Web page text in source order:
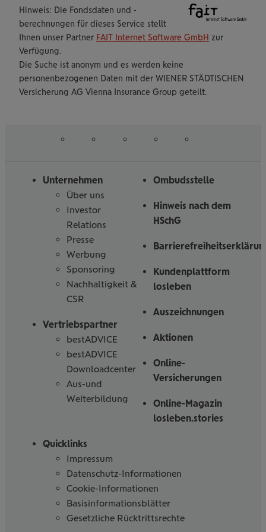
Hinweis: Die Fondsdaten und -
berechnungen für dieses Service stellt
Ihnen unser Partner FAIT Internet Software GmbH zur
Verfügung.
Die Suche ist anonym und es werden keine
personenbezogenen Daten mit der WIENER STÄDTISCHEN
Versicherung AG Vienna Insurance Group geteilt.
Unternehmen
Über uns
Investor
Relations
Presse
Werbung
Sponsoring
Nachhaltigkeit &
CSR
Vertriebspartner
bestADVICE
bestADVICE
Downloadcenter
Aus-und
Weiterbildung
Ombudsstelle
Hinweis nach dem
HSchG
Kundenplattform
losleben
Auszeichnungen
Aktionen
Online-
Versicherungen
Online-Magazin
losleben.stories
Quicklinks
Impressum
Datenschutz-Informationen
Cookie-Informationen
Basisinformationsblätter
Gesetzliche Rücktrittsrechte
uns